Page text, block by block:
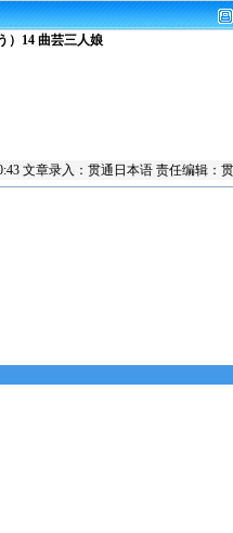
）14 曲芸三人娘
文章录入：贯通日本语 责任编辑：